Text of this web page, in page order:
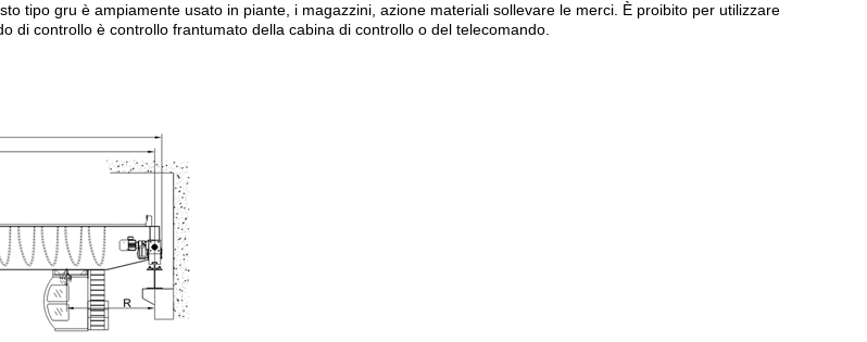
tipo gru è ampiamente usato in piante, i magazzini, azione materiali sollevare le merci. È proibito per utilizzare
di controllo è controllo frantumato della cabina di controllo o del telecomando.